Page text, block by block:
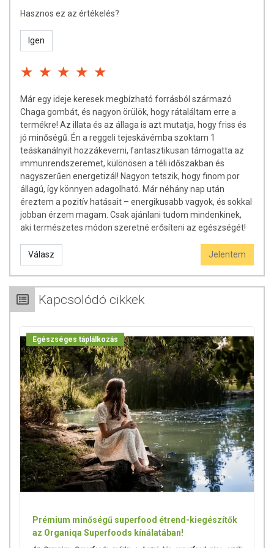
szerepel a géntechnológiával módosított élelmiszerekről és
takarmányokról szóló 1829/2003/EK és 1830/2003/EK rendeletekben.
ROVARIRTÓK
A termék megfelel a 834/2007/EK tanácsi rendeletben (és az azt
megfelel a Soil Association szigorú ökológiai gazdálkodási
szabványainak. A gyártási folyamat során a termék és a
csomagolóanyag nem érintkezik peszticidekkel vagy növényvédőszer-
maradványokkal. Peszticideket nem tárolnak a helyszínen és nem
használják a gyártási vagy raktározási területeken.
SUGÁRZÁS
A termék nem besugárzott és megfelel az EU 1999/3/EC rendeletének.
BSE NYILATKOZAT
összetevőket. Nem állati eredetű és nem került kapcsolatba állati
eredetű összetevőkkel.
OLDÓSZEREK
A gyártási folyamat során oldószerhasználat nem történt.
NEMKÍVÁNATOS ANYAGOK SZINTJE
A termék szigorúan ellenőrzött gyártási folyamata biztosítja, hogy a
nemkívánatos anyagok (nehézfémek, PAH, mikotoxinok stb.) szintje az
uniós jogszabályok által meghatározott határérték alatt maradjon
(2073/2005/EK, 1881/2006/EK rendelet és módosításai), beleértve az
EFSA által az élelmiszer-szennyező anyagokra vonatkozó
ajánlásokat.
ÁLLATKÍSÉRLETI NYILATKOZAT
A termékkel kapcsolatban semmilyen állatkísérlet nem történt.
hogy ennek ellenére a webshopon szereplő adatok (beleértve a
termékfotókat, tápérték-, összetétel-, és allergén információkat is) csak
Hasznos ez az értékelés?
Igen
Már egy ideje keresek megbízható forrásból származó
Chaga gombát, és nagyon örülök, hogy rátaláltam erre a
termékre! Az illata és az állaga is azt mutatja, hogy friss és
jó minőségű. Én a reggeli tejeskávémba szoktam 1
teáskanálnyit hozzákeverni, fantasztikusan támogatta az
immunrendszeremet, különösen a téli időszakban és
nagyszerűen energetizál! Nagyon tetszik, hogy finom por
állagú, így könnyen adagolható. Már néhány nap után
éreztem a pozitív hatásait – energikusabb vagyok, és sokkal
jobban érzem magam. Csak ajánlani tudom mindenkinek,
aki természetes módon szeretné erősíteni az egészségét!
Válasz Jelentem
Kapcsolódó cikkek
Egészséges táplálkozás
Prémium minőségű superfood étrend-kiegészítők
az Organiqa Superfoods kínálatában!